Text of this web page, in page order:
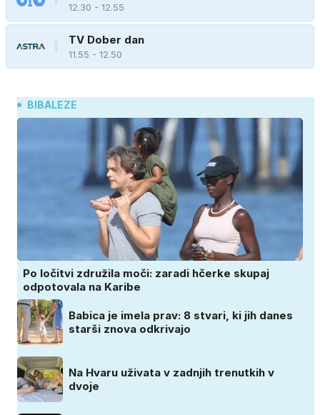
12.30 - 12.55
TV Dober dan
11.55 - 12.50
BIBALEZE
Po ločitvi združila moči: zaradi hčerke skupaj
odpotovala na Karibe
Babica je imela prav: 8 stvari, ki jih danes
starši znova odkrivajo
Na Hvaru uživata v zadnjih trenutkih v
dvoje